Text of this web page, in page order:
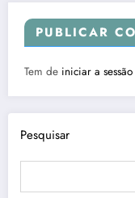
PUBLICAR
Tem de iniciar a sessão
Pesquisar